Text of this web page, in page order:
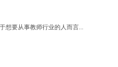
想要从事教师行业的人而言...